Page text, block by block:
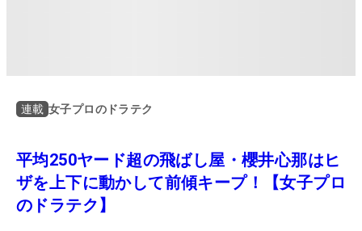
連載 女子プロのドラテク
平均250ヤード超の飛ばし屋・櫻井心那はヒ
ザを上下に動かして前傾キープ！【女子プロ
のドラテク】